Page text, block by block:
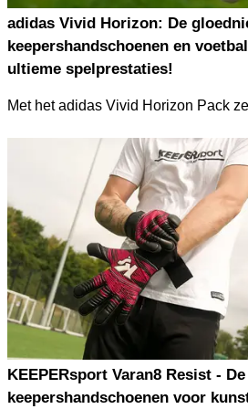
adidas Vivid Horizon: De
keepershandschoenen en
ultieme spelprestaties!
Met het adidas Vivid Horizon Pack
verkrijgbaar in de Predator- en
voetbalschoenen kun je kiezen uit
Verdedig je het doel of sprint je over
adidas Vivid Horizon biedt je de
comfort en precisie, zodat jij in elke
Ontdek de nieuwste highlights en
spel zal revolutioneren!
KEEPERsport Varan8 Resist -
keepershandschoenen voor